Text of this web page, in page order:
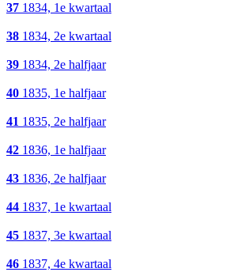
37 1834, 1e kwartaal
38 1834, 2e kwartaal
39 1834, 2e halfjaar
40 1835, 1e halfjaar
41 1835, 2e halfjaar
42 1836, 1e halfjaar
43 1836, 2e halfjaar
44 1837, 1e kwartaal
45 1837, 3e kwartaal
46 1837, 4e kwartaal